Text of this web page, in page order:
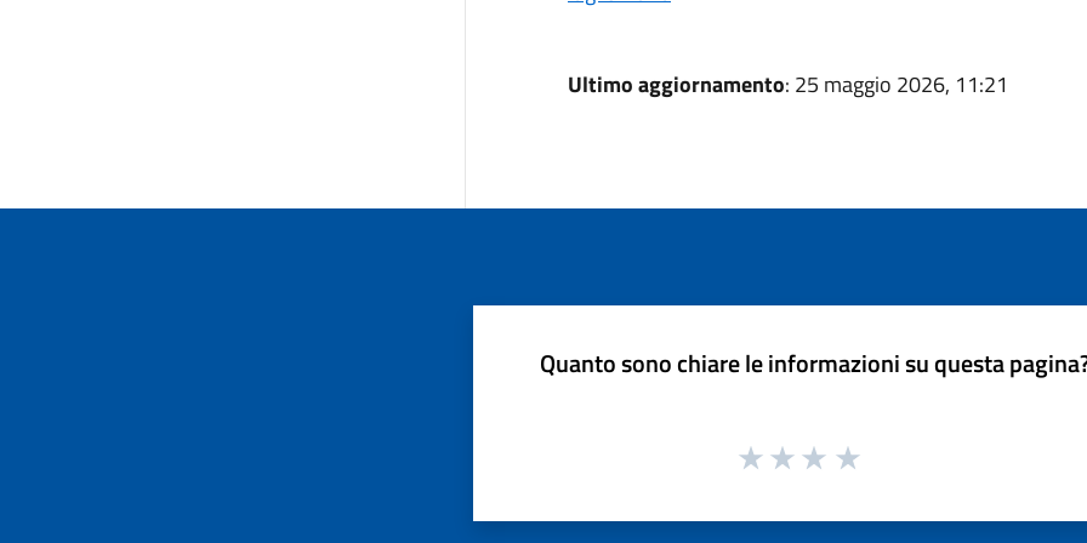
Ultimo aggiornamento: 25 maggio 2026, 11:21
Quanto sono chiare le informazioni su questa